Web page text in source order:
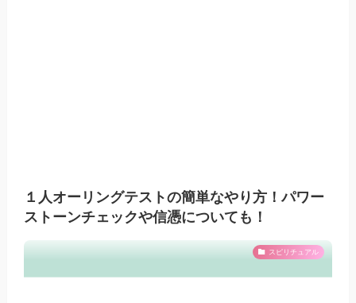
１人オーリングテストの簡単なやり方！パワー
ストーンチェックや信憑についても！
スピリチュアル